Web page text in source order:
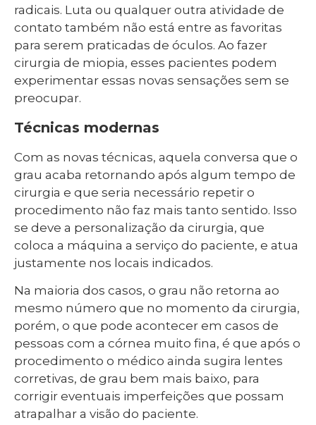
radicais. Luta ou qualquer outra atividade de
contato também não está entre as favoritas
para serem praticadas de óculos. Ao fazer
cirurgia de miopia, esses pacientes podem
experimentar essas novas sensações sem se
preocupar.
Técnicas modernas
Com as novas técnicas, aquela conversa que o
grau acaba retornando após algum tempo de
cirurgia e que seria necessário repetir o
procedimento não faz mais tanto sentido. Isso
se deve a personalização da cirurgia, que
coloca a máquina a serviço do paciente, e atua
justamente nos locais indicados.
Na maioria dos casos, o grau não retorna ao
mesmo número que no momento da cirurgia,
porém, o que pode acontecer em casos de
pessoas com a córnea muito fina, é que após o
procedimento o médico ainda sugira lentes
corretivas, de grau bem mais baixo, para
corrigir eventuais imperfeições que possam
atrapalhar a visão do paciente.